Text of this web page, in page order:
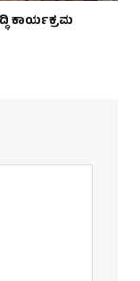
ಕಾರ್ಯಕ್ರಮ